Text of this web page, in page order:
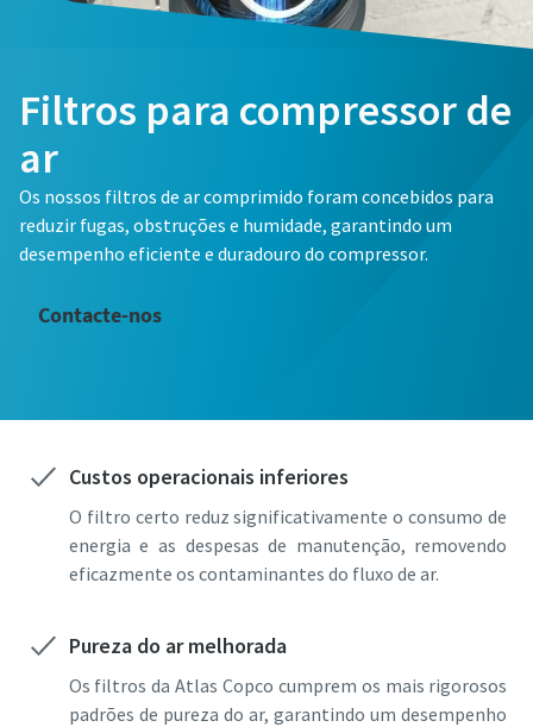
Filtros para compressor de
ar
Os nossos filtros de ar comprimido foram concebidos para
reduzir fugas, obstruções e humidade, garantindo um
desempenho eficiente e duradouro do compressor.
Contacte-nos
Custos operacionais inferiores
O filtro certo reduz significativamente o consumo de
energia e as despesas de manutenção, removendo
eficazmente os contaminantes do fluxo de ar.
Pureza do ar melhorada
Os filtros da Atlas Copco cumprem os mais rigorosos
padrões de pureza do ar, garantindo um desempenho